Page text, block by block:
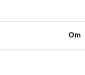
Om
på vores sider.
Privatlivspolitik.